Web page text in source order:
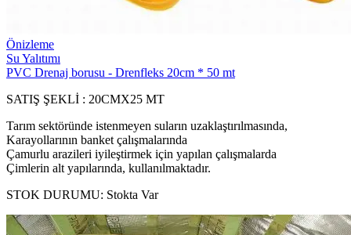
Önizleme
Su Yalıtımı
PVC Drenaj borusu - Drenfleks 20cm * 50 mt
SATIŞ ŞEKLİ : 20CMX25 MT
Tarım sektöründe istenmeyen suların uzaklaştırılmasında,
Karayollarının banket çalışmalarında
Çamurlu arazileri iyileştirmek için yapılan çalışmalarda
Çimlerin alt yapılarında, kullanılmaktadır.
STOK DURUMU: Stokta Var